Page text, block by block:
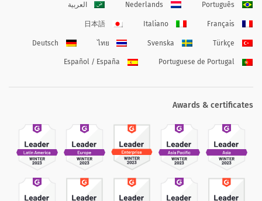
Português
Nederlands العربية
Français
Italiano
日本語
Türkçe
Svenska
ไทย
Deutsch
Portuguese de Portugal
Español / España
Awards & certificates